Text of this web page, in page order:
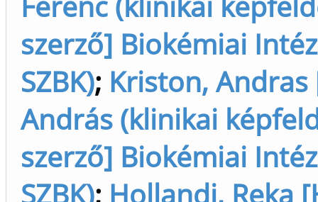
szerző] Biokémiai
SZBK); Kriston,
András (klinikai
szerző] Biokémiai
SZBK); Hollandi, Reka